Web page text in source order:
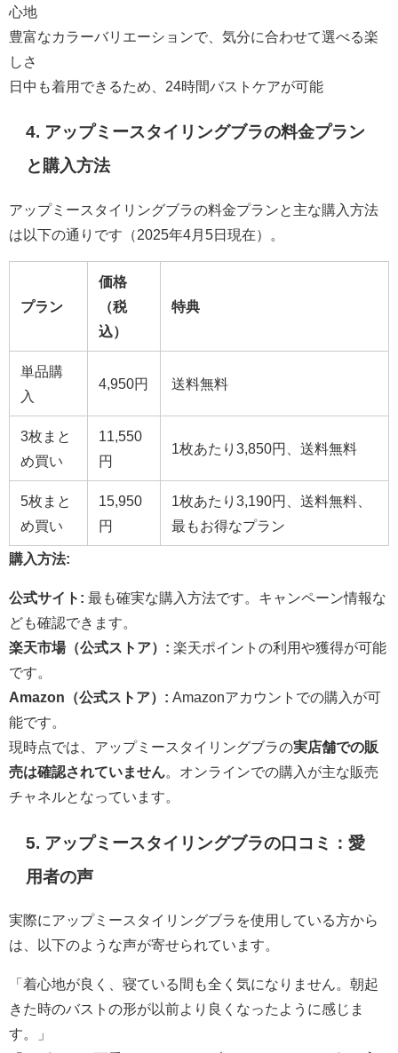
心地
豊富なカラーバリエーションで、気分に合わせて選べる楽
しさ
日中も着用できるため、24時間バストケアが可能
4. アップミースタイリングブラの料金プラン
と購入方法
アップミースタイリングブラの料金プランと主な購入方法
は以下の通りです（2025年4月5日現在）。
プラン
価格
（税
込）
特典
単品購
入
4,950円 送料無料
3枚まと
め買い
11,550
円
1枚あたり3,850円、送料無料
5枚まと
め買い
15,950
円
1枚あたり3,190円、送料無料、
最もお得なプラン
購入方法:
公式サイト: 最も確実な購入方法です。キャンペーン情報な
ども確認できます。
楽天市場（公式ストア）: 楽天ポイントの利用や獲得が可能
です。
Amazon（公式ストア）: Amazonアカウントでの購入が可
能です。
現時点では、アップミースタイリングブラの実店舗での販
売は確認されていません 。オンラインでの購入が主な販売
チャネルとなっています。
5. アップミースタイリングブラの口コミ：愛
用者の声
実際にアップミースタイリングブラを使用している方から
は、以下のような声が寄せられています。
「着心地が良く、寝ている間も全く気になりません。朝起
きた時のバストの形が以前より良くなったように感じま
す。」